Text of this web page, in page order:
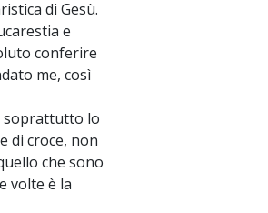
di Gesù.
e
conferire
me, così
soprattutto lo
di croce, non
che sono
volte è la